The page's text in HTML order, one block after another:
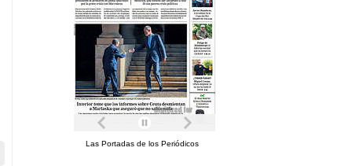
Las Portadas de los Periódicos